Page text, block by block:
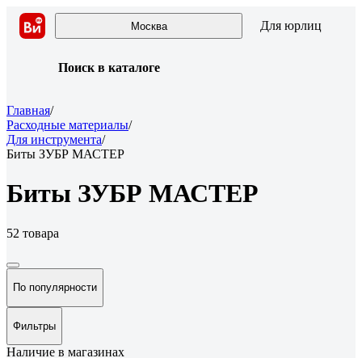
Москва Для юрлиц
Поиск в каталоге
Главная/
Расходные материалы/
Для инструмента/
Биты ЗУБР МАСТЕР
Биты ЗУБР МАСТЕР
52 товара
По популярности
Фильтры
Наличие в магазинах